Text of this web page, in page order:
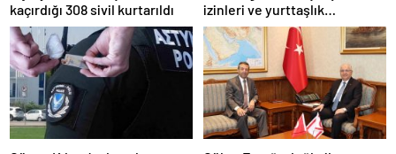
kaçırdığı 308 sivil kurtarıldı
izinleri ve yurttaşlık
uygulamalarına ilişkin
öneriler